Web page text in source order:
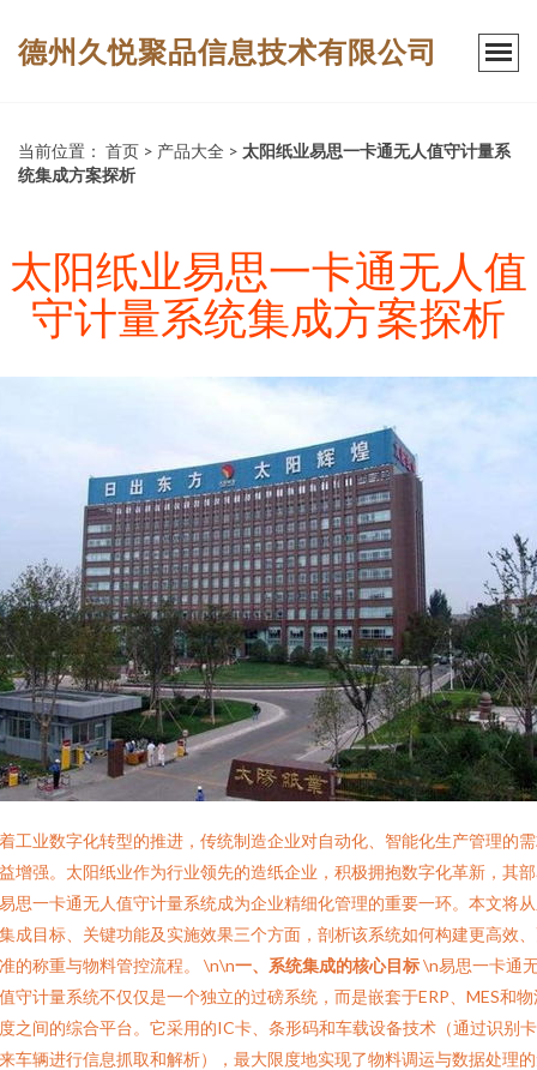
德州久悦聚品信息技术有限公司
当前位置： 首页 > 产品大全 > 太阳纸业易思一卡通无人值守计量系
统集成方案探析
太阳纸业易思一卡通无人值
守计量系统集成方案探析
工业数字化转型的推进，传统制造企业对自动化、智能化生产管理的
增强。太阳纸业作为行业领先的造纸企业，积极拥抱数字化革新，其
思一卡通无人值守计量系统成为企业精细化管理的重要一环。本文将
成目标、关键功能及实施效果三个方面，剖析该系统如何构建更高效
的称重与物料管控流程。 \n\n一、系统集成的核心目标\n易思一卡通
守计量系统不仅仅是一个独立的过磅系统，而是嵌套于ERP、MES和物
之间的综合平台。它采用的IC卡、条形码和车载设备技术（通过识别
车辆进行信息抓取和解析），最大限度地实现了物料调运与数据处理